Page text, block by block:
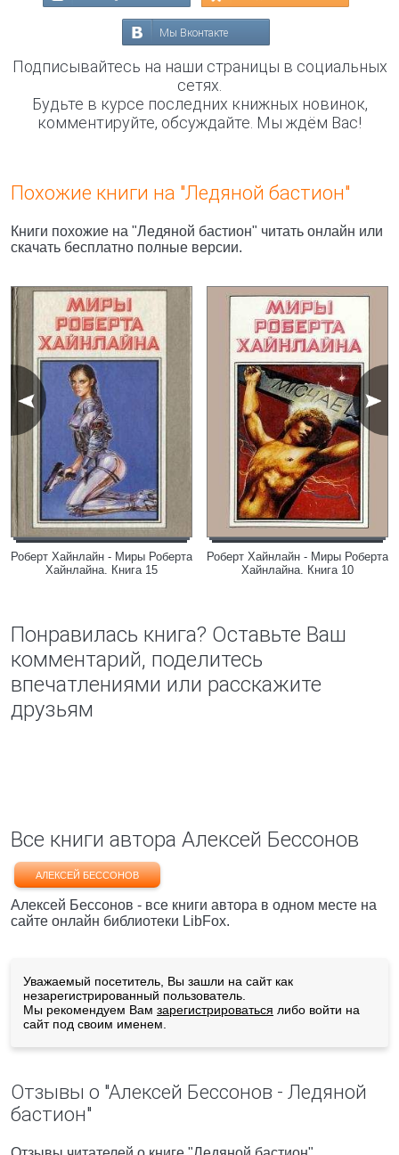
Мы Вконтакте
Подписывайтесь на наши страницы в социальных
сетях.
Будьте в курсе последних книжных новинок,
комментируйте, обсуждайте. Мы ждём Вас!
Похожие книги на "Ледяной бастион"
Книги похожие на "Ледяной бастион" читать онлайн или
скачать бесплатно полные версии.
Роберт Хайнлайн - Миры Роберта
Хайнлайна. Книга 15
Роберт Хайнлайн - Миры Роберта
Хайнлайна. Книга 10
Понравилась книга? Оставьте Ваш
комментарий, поделитесь
впечатлениями или расскажите
друзьям
Все книги автора Алексей Бессонов
АЛЕКСЕЙ БЕССОНОВ
Алексей Бессонов - все книги автора в одном месте на
сайте онлайн библиотеки LibFox.
Уважаемый посетитель, Вы зашли на сайт как
незарегистрированный пользователь.
Мы рекомендуем Вам зарегистрироваться либо войти на
сайт под своим именем.
Отзывы о "Алексей Бессонов - Ледяной
бастион"